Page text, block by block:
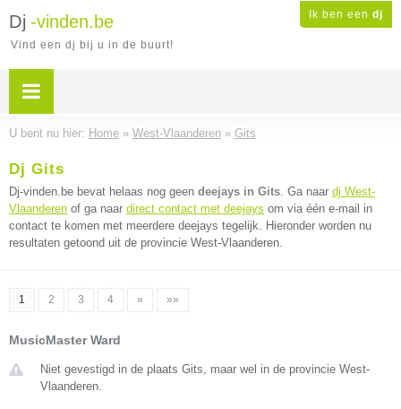
Ik ben een dj
Dj -vinden.be
Vind een dj bij u in de buurt!
U bent nu hier: Home » West-Vlaanderen » Gits
Dj Gits
Dj-vinden.be bevat helaas nog geen deejays in Gits. Ga naar dj West-
Vlaanderen of ga naar direct contact met deejays om via één e-mail in
contact te komen met meerdere deejays tegelijk. Hieronder worden nu
resultaten getoond uit de provincie West-Vlaanderen.
1 2 3 4 » »»
MusicMaster Ward
Niet gevestigd in de plaats Gits, maar wel in de provincie West-
Vlaanderen.